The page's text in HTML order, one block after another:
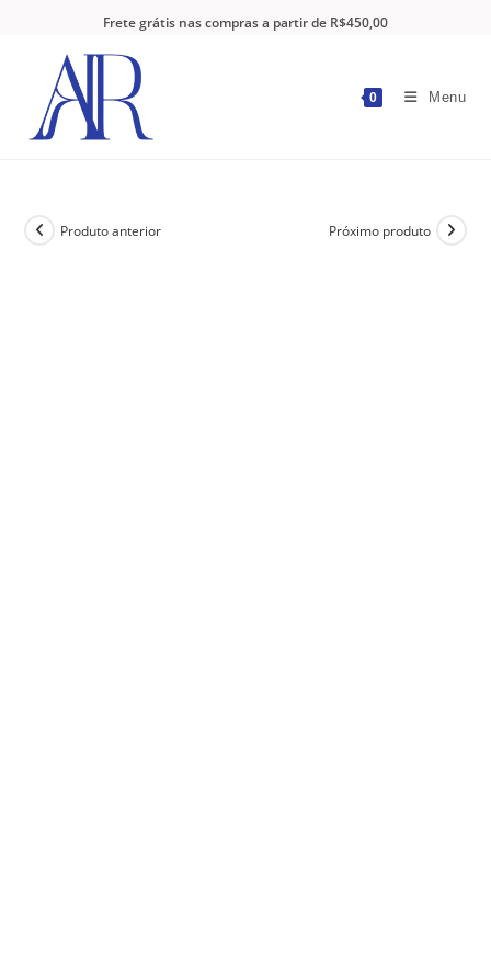
Frete grátis nas compras a partir de R$450,00
0 Menu
Produto anterior Próximo produto